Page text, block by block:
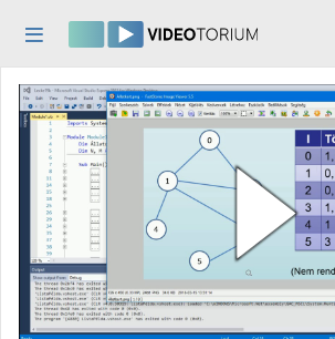
Home
Log In
Discovery
Categories
Playlists
Organizations